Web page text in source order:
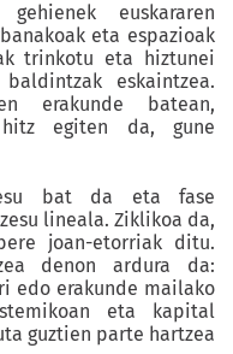
euskararen
eta espazioak
trinkotu eta hiztunei
eskaintzea.
erakunde batean,
egiten da, gune
bat da eta fase
lineala. Ziklikoa da,
joan-etorriak ditu.
denon ardura da:
edo erakunde mailako
eta kapital
guztien parte hartzea